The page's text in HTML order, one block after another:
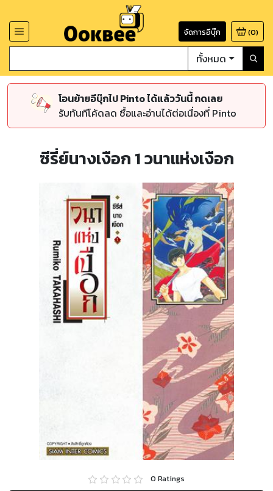
จัดการอีบุ๊ก (0)
ทั้งหมด
โอนย้ายอีบุ๊กไป Pinto ได้แล้ววันนี้ กดเลย
รับทันทีโค้ดลด ซื้อและอ่านได้ต่อเนื่องที่ Pinto
ซีรี่ย์นางเงือก 1 วนาแห่งเงือก
0 Ratings